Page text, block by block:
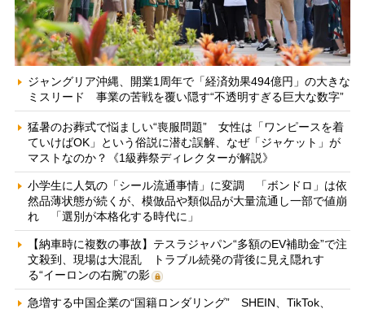
ジャングリア沖縄、開業1周年で「経済効果494億円」の大きな
ミスリード 事業の苦戦を覆い隠す“不透明すぎる巨大な数字”
猛暑のお葬式で悩ましい“喪服問題” 女性は「ワンピースを着
ていけばOK」という俗説に潜む誤解、なぜ「ジャケット」が
マストなのか？《1級葬祭ディレクターが解説》
小学生に人気の「シール流通事情」に変調 「ボンドロ」は依
然品薄状態が続くが、模倣品や類似品が大量流通し一部で値崩
れ 「選別が本格化する時代に」
【納車時に複数の事故】テスラジャパン“多額のEV補助金”で注
文殺到、現場は大混乱 トラブル続発の背後に見え隠れす
る“イーロンの右腕”の影
急増する中国企業の“国籍ロンダリング” SHEIN、TikTok、